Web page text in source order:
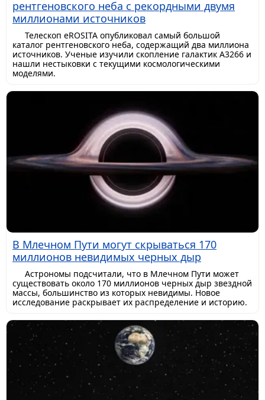
рентгеновского неба с рекордными двумя
миллионами источников
Телескоп eROSITA опубликовал самый большой
каталог рентгеновского неба, содержащий два миллиона
источников. Ученые изучили скопление галактик A3266 и
нашли нестыковки с текущими космологическими
моделями.
В Млечном Пути могут скрываться 170
миллионов невидимых черных дыр
Астрономы подсчитали, что в Млечном Пути может
существовать около 170 миллионов черных дыр звездной
массы, большинство из которых невидимы. Новое
исследование раскрывает их распределение и историю.